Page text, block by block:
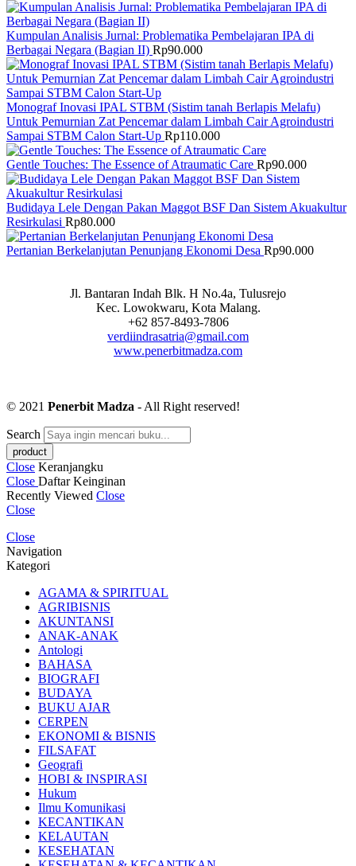
Kumpulan Analisis Jurnal: Problematika Pembelajaran IPA di
Berbagai Negara (Bagian II) Rp90.000
Monograf Inovasi IPAL STBM (Sistim tanah Berlapis Melafu)
Untuk Pemurnian Zat Pencemar dalam Limbah Cair Agroindustri
Sampai STBM Calon Start-Up Rp110.000
Gentle Touches: The Essence of Atraumatic Care Rp90.000
Budidaya Lele Dengan Pakan Maggot BSF Dan Sistem Akuakultur
Resirkulasi Rp80.000
Pertanian Berkelanjutan Penunjang Ekonomi Desa Rp90.000
Jl. Bantaran Indah Blk. H No.4a, Tulusrejo
Kec. Lowokwaru, Kota Malang.
+62 857-8493-7806
verdiindrasatria@gmail.com
www.penerbitmadza.com
© 2021 Penerbit Madza - All Right reserved!
Search
Close Keranjangku
Close Daftar Keinginan
Recently Viewed Close
Close
Close
Navigation
Kategori
AGAMA & SPIRITUAL
AGRIBISNIS
AKUNTANSI
ANAK-ANAK
Antologi
BAHASA
BIOGRAFI
BUDAYA
BUKU AJAR
CERPEN
EKONOMI & BISNIS
FILSAFAT
Geografi
HOBI & INSPIRASI
Hukum
Ilmu Komunikasi
KECANTIKAN
KELAUTAN
KESEHATAN